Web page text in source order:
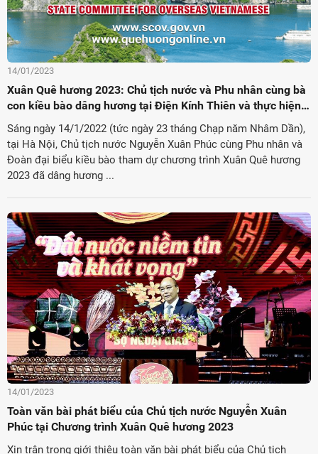
14/01/2023
Xuân Quê hương 2023: Chủ tịch nước và Phu nhân cùng bà
con kiều bào dâng hương tại Điện Kính Thiên và thực hiện
nghi thức thả cá
Sáng ngày 14/1/2022 (tức ngày 23 tháng Chạp năm Nhâm Dần),
tại Hà Nội, Chủ tịch nước Nguyễn Xuân Phúc cùng Phu nhân và
Đoàn đại biểu kiều bào tham dự chương trình Xuân Quê hương
2023 đã dâng hương ...
14/01/2023
Toàn văn bài phát biểu của Chủ tịch nước Nguyễn Xuân
Phúc tại Chương trình Xuân Quê hương 2023
Xin trân trọng giới thiệu toàn văn bài phát biểu của Chủ tịch